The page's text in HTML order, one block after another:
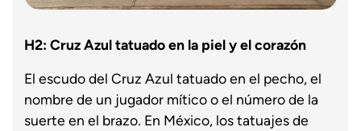
H2: Cruz Azul tatuado en la piel y el corazón
El escudo del Cruz Azul tatuado en el pecho, el
nombre de un jugador mítico o el número de la
suerte en el brazo. En México, los tatuajes de